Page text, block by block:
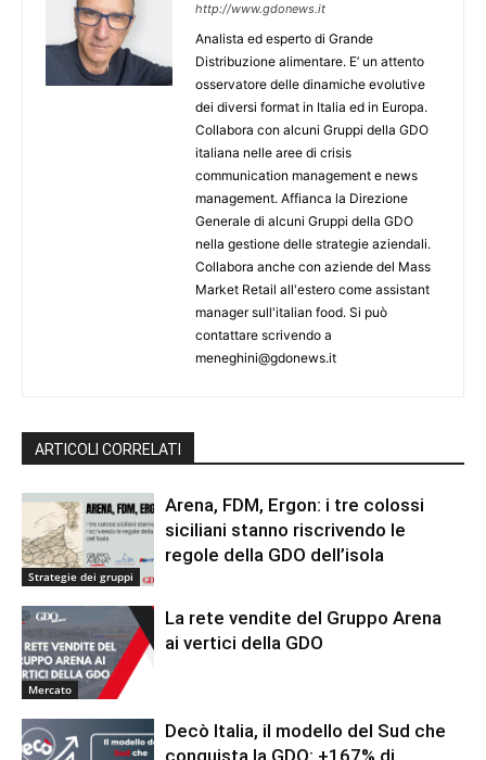
http://www.gdonews.it
Analista ed esperto di Grande
Distribuzione alimentare. E’ un attento
osservatore delle dinamiche evolutive
dei diversi format in Italia ed in Europa.
Collabora con alcuni Gruppi della GDO
italiana nelle aree di crisis
communication management e news
management. Affianca la Direzione
Generale di alcuni Gruppi della GDO
nella gestione delle strategie aziendali.
Collabora anche con aziende del Mass
Market Retail all'estero come assistant
manager sull'italian food. Si può
contattare scrivendo a
meneghini@gdonews.it
ARTICOLI CORRELATI
Strategie dei gruppi
Arena, FDM, Ergon: i tre colossi
siciliani stanno riscrivendo le
regole della GDO dell’isola
Mercato
La rete vendite del Gruppo Arena
ai vertici della GDO
Decò Italia, il modello del Sud che
conquista la GDO: +167% di